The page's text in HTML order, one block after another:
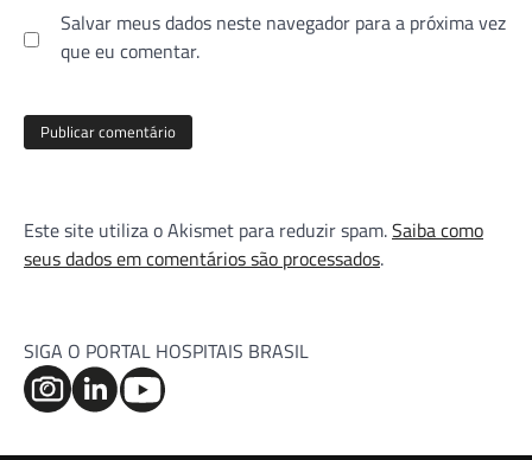
Salvar meus dados neste navegador para a próxima vez
que eu comentar.
Este site utiliza o Akismet para reduzir spam.Saiba como
seus dados em comentários são processados.
SIGA O PORTAL HOSPITAIS BRASIL